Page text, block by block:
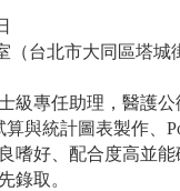
（台北市大同區塔城
級專任助理，醫護公
算與統計圖表製作、
嗜好、配合度高並能
錄取。